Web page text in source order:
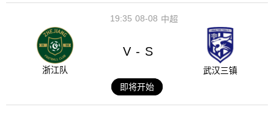
08-08
19:35 中超
浙江队
V - S
武汉三镇
即将开始